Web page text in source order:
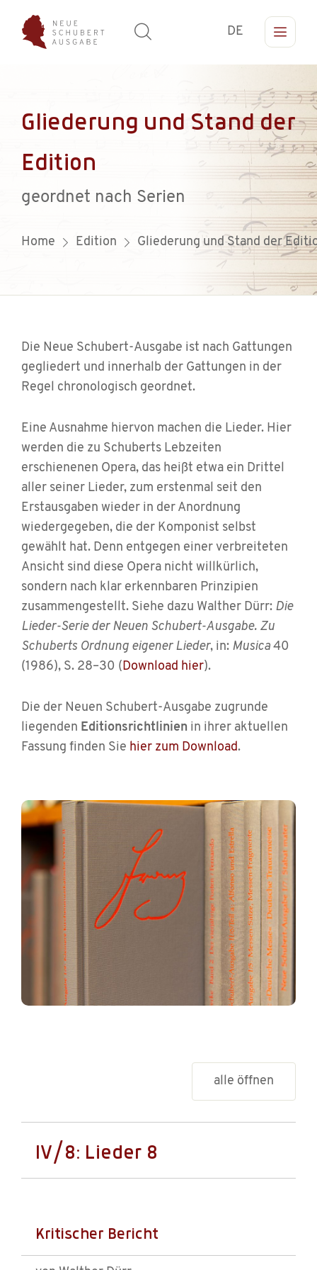
DE
Gliederung und Stand der
Edition
geordnet nach Serien
Home Edition Gliederung und Stand der
Die Neue Schubert-Ausgabe ist nach Gattungen
gegliedert und innerhalb der Gattungen in der
Regel chronologisch geordnet.
Eine Ausnahme hiervon machen die Lieder. Hier
werden die zu Schuberts Lebzeiten
erschienenen Opera, das heißt etwa ein Drittel
aller seiner Lieder, zum erstenmal seit den
Erstausgaben wieder in der Anordnung
wiedergegeben, die der Komponist selbst
gewählt hat. Denn entgegen einer verbreiteten
Ansicht sind diese Opera nicht willkürlich,
sondern nach klar erkennbaren Prinzipien
zusammengestellt. Siehe dazu Walther Dürr: Die
Lieder-Serie der Neuen Schubert-Ausgabe. Zu
Schuberts Ordnung eigener Lieder, in: Musica 40
(1986), S. 28–30 (Download hier).
Die der Neuen Schubert-Ausgabe zugrunde
liegenden Editionsrichtlinien in ihrer aktuellen
Fassung finden Sie hier zum Download.
alle öffnen
IV/8: Lieder 8
Kritischer Bericht